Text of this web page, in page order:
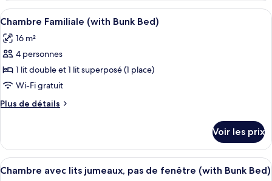
Triple
type
de
Chambre
Triple
Afficher
toutes
les
photos
pour
ce
type
de
Chambre
Familiale
(with
Une pièce avec des lits superposés
4
Chambre Familiale (with Bunk Bed)
16 m²
4 personnes
1 lit double et 1 lit superposé (1 place)
Wi-Fi gratuit
Plus de détails
Plus
le
type
de
Voir les prix
Afficher
toutes
Une petite pièce comprenant un lit
5
Chambre avec lits jumeaux, pas de fenêtre (with Bunk Bed)